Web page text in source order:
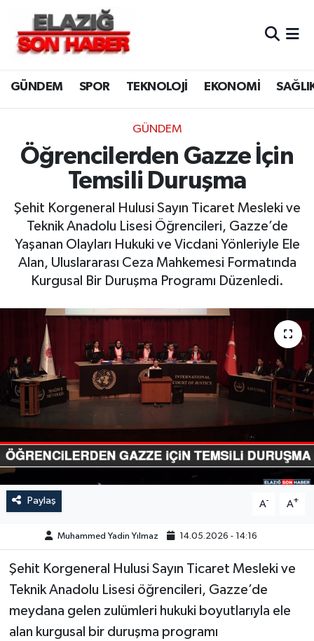
GÜNDEM SPOR TEKNOLOJİ EKONOMİ
GÜNDEM
Öğrencilerden Gazze İçin
Temsili Duruşma
Şehit Korgeneral Hulusi Sayın Ticaret Mesleki ve
Teknik Anadolu Lisesi Öğrencileri, Gazze’de
Yaşanan Olayları Hukuki ve Vicdani Yönleriyle Ele
Alan, Uluslararası Ceza Mahkemesi Formatında
Kurgusal Bir Duruşma Programı Düzenledi.
Paylaş A- A+
Muhammed Yadin Yılmaz 14.05.2026 - 14:16
Şehit Korgeneral Hulusi Sayın Ticaret Mesleki ve
Teknik Anadolu Lisesi öğrencileri, Gazze’de
meydana gelen zulümleri hukuki boyutlarıyla ele
alan kurgusal bir duruşma programı
CANLI YAYIN
ASAYİŞ
BİLİM VE TEKNOLOJİ
DÜNYA
EKONOMİ
ELAZIĞ
GÜNDEM
HABERDE İNSAN
KÜLTÜR-SANAT
MAGAZİN
POLİTİKA
SAĞLIK
SİYASET
Merkez Hava Durumu
Merkez Trafik Yoğunluk Haritası
Süper Lig Puan Durumu ve Fikstür
Tüm Manşetler
Haber Arşivi